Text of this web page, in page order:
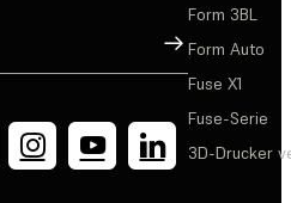
Registrieren
Form 3BL
Form Auto
Fuse X1
Fuse-Serie
3D-Drucker